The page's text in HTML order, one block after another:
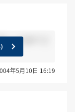
ょうか？ご
年5月10日 16:19